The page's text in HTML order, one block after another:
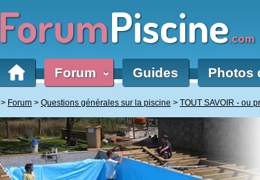
ForumPiscine.com
Forum ‹ Guides Photos
Forum Questions générales sur la piscine TOUT SAVOIR - ou